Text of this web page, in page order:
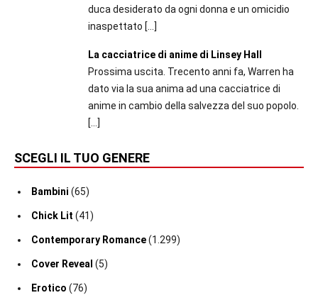
duca desiderato da ogni donna e un omicidio
inaspettato […]
La cacciatrice di anime di Linsey Hall
Prossima uscita. Trecento anni fa, Warren ha
dato via la sua anima ad una cacciatrice di
anime in cambio della salvezza del suo popolo.
[…]
SCEGLI IL TUO GENERE
Bambini (65)
Chick Lit (41)
Contemporary Romance(1.299)
Cover Reveal (5)
Erotico (76)